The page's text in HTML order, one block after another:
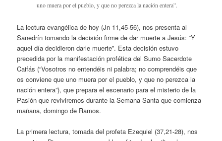
uno muera por el pueblo, y que no perezca la nación entera”.
La lectura evangélica de hoy (Jn 11,45-56), nos presenta al
Sanedrín tomando la decisión firme de dar muerte a Jesús: “Y
aquel día decidieron darle muerte”. Esta decisión estuvo
precedida por la manifestación profética del Sumo Sacerdote
Caifás (“Vosotros no entendéis ni palabra; no comprendéis que
os conviene que uno muera por el pueblo, y que no perezca la
nación entera”), que prepara el escenario para el misterio de la
Pasión que reviviremos durante la Semana Santa que comienza
mañana, domingo de Ramos.
La primera lectura, tomada del profeta Ezequiel (37,21-28), nos